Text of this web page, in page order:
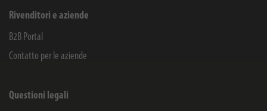
Rivenditori e aziende
B2B Portal
Contatto per le aziende
Questioni legali